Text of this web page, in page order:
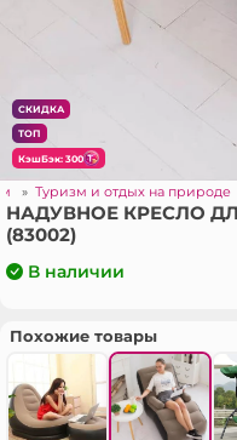
СКИДКА
ТОП
КэшБэк: 300
» Туризм и отдых на природе
НАДУВНОЕ КРЕСЛО
(83002)
В наличии
Похожие товары